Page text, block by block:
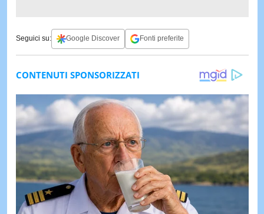
Seguici su: Google Discover Fonti preferite